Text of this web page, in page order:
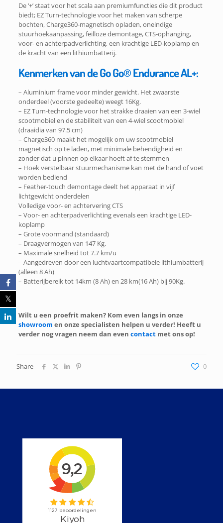
De ‘+’ staat voor het scala aan premiumfuncties die dit product
biedt; EZ Turn-technologie voor het maken van scherpe
bochten, Charge360-magnetisch opladen, oneindige
stuurhoekaanpassing, feilloze demontage, CTS-ophanging,
voor- en achterpadverlichting, een krachtige LED-koplamp en
de kracht van een lithiumbatterij.
Kenmerken van de Go Go® Endurance AL+:
– Aluminium frame voor minder gewicht. Het zwaarste
onderdeel (voorste gedeelte) weegt 16Kg.
– EZ Turn-technologie voor het strakke draaien van een 3-wiel
scootmobiel en de stabiliteit van een 4-wiel scootmobiel
(draaidia van 97.5 cm)
– Charge360 maakt het mogelijk om uw scootmobiel
magnetisch op te laden, met minimale behendigheid en
zonder dat u pinnen op elkaar hoeft af te stemmen
– Hoek verstelbaar stuurmechanisme kan met de hand of voet
worden bediend
– Feather-touch demontage deelt het apparaat in vijf
lichtgewicht onderdelen
Volledige voor- en achtervering CTS
– Voor- en achterpadverlichting evenals een krachtige LED-
koplamp
– Grote voormand (standaard)
– Draagvermogen van 147 Kg.
– Maximale snelheid tot 7.7 km/u
– Aangedreven door een luchtvaartcompatibele lithiumbatterij
(alleen 8 Ah)
– Batterijbereik tot 14km (8 Ah) en 28 km(16 Ah) bij 90Kg.
Wilt u een proefrit maken? Kom even langs in onze
showroom en onze specialisten helpen u verder! Heeft u
verder nog vragen neem dan even contactmet ons op!
Share 0